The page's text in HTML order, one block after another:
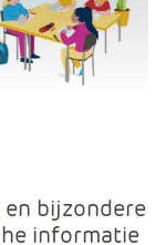
r
c
t
.
bijzondere
informatie